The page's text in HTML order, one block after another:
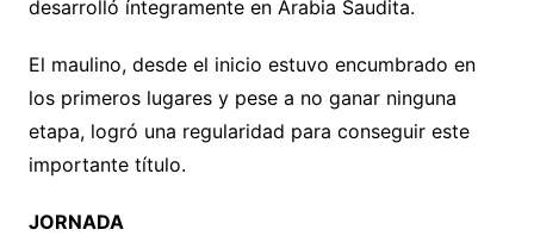
desarrolló íntegramente en Arabia Saudita.
El maulino, desde el inicio estuvo encumbrado en
los primeros lugares y pese a no ganar ninguna
etapa, logró una regularidad para conseguir este
importante título.
JORNADA